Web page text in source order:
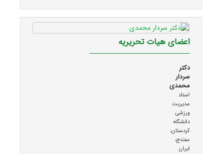
اعضای هیات تحریریه
دکتر
سردار
محمدی
استاد
مدیریت
ورزشی
دانشگاه
کردستان،
سنندج،
ایران